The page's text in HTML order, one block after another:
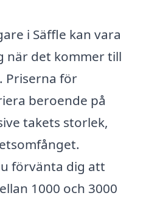
i Säffle kan vara
när det kommer till
Priserna för
beroende på
takets storlek,
förvänta dig att
1000 och 3000